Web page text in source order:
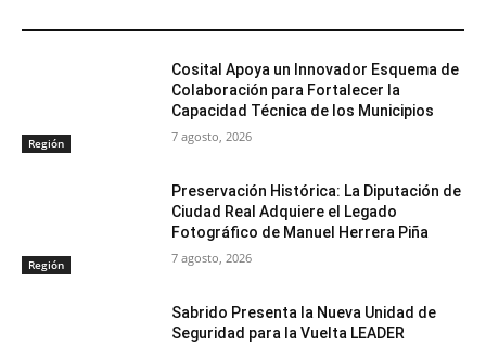
Región
Cosital Apoya un Innovador Esquema de
Colaboración para Fortalecer la
Capacidad Técnica de los Municipios
7 agosto, 2026
Región
Preservación Histórica: La Diputación de
Ciudad Real Adquiere el Legado
Fotográfico de Manuel Herrera Piña
7 agosto, 2026
Sabrido Presenta la Nueva Unidad de
Seguridad para la Vuelta LEADER